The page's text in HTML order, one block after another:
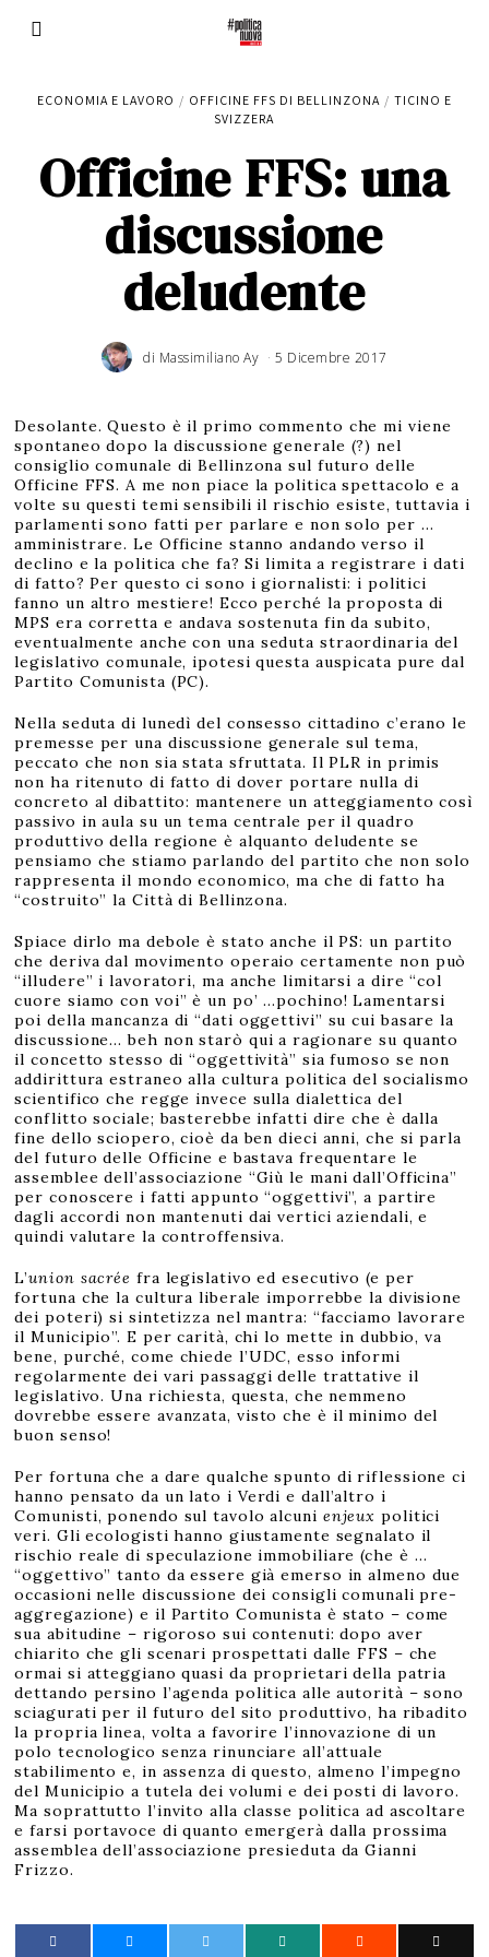
ECONOMIA E LAVORO / OFFICINE FFS DI BELLINZONA / TICINO E
SVIZZERA
Officine FFS: una
discussione
deludente
di Massimiliano Ay 5 Dicembre 2017
Desolante. Questo è il primo commento che mi viene
spontaneo dopo la discussione generale (?) nel
consiglio comunale di Bellinzona sul futuro delle
Officine FFS. A me non piace la politica spettacolo e a
volte su questi temi sensibili il rischio esiste, tuttavia i
parlamenti sono fatti per parlare e non solo per …
amministrare. Le Officine stanno andando verso il
declino e la politica che fa? Si limita a registrare i dati
di fatto? Per questo ci sono i giornalisti: i politici
fanno un altro mestiere! Ecco perché la proposta di
MPS era corretta e andava sostenuta fin da subito,
eventualmente anche con una seduta straordinaria del
legislativo comunale, ipotesi questa auspicata pure dal
Partito Comunista (PC).
Nella seduta di lunedì del consesso cittadino c’erano le
premesse per una discussione generale sul tema,
peccato che non sia stata sfruttata. Il PLR in primis
non ha ritenuto di fatto di dover portare nulla di
concreto al dibattito: mantenere un atteggiamento così
passivo in aula su un tema centrale per il quadro
produttivo della regione è alquanto deludente se
pensiamo che stiamo parlando del partito che non solo
rappresenta il mondo economico, ma che di fatto ha
“costruito” la Città di Bellinzona.
Spiace dirlo ma debole è stato anche il PS: un partito
che deriva dal movimento operaio certamente non può
“illudere” i lavoratori, ma anche limitarsi a dire “col
cuore siamo con voi” è un po’ …pochino! Lamentarsi
poi della mancanza di “dati oggettivi” su cui basare la
discussione… beh non starò qui a ragionare su quanto
il concetto stesso di “oggettività” sia fumoso se non
addirittura estraneo alla cultura politica del socialismo
scientifico che regge invece sulla dialettica del
conflitto sociale; basterebbe infatti dire che è dalla
fine dello sciopero, cioè da ben dieci anni, che si parla
del futuro delle Officine e bastava frequentare le
assemblee dell’associazione “Giù le mani dall’Officina”
per conoscere i fatti appunto “oggettivi”, a partire
dagli accordi non mantenuti dai vertici aziendali, e
quindi valutare la controffensiva.
L’union sacrée fra legislativo ed esecutivo (e per
fortuna che la cultura liberale imporrebbe la divisione
dei poteri) si sintetizza nel mantra: “facciamo lavorare
il Municipio”. E per carità, chi lo mette in dubbio, va
bene, purché, come chiede l’UDC, esso informi
regolarmente dei vari passaggi delle trattative il
legislativo. Una richiesta, questa, che nemmeno
dovrebbe essere avanzata, visto che è il minimo del
buon senso!
Per fortuna che a dare qualche spunto di riflessione ci
hanno pensato da un lato i Verdi e dall’altro i
Comunisti, ponendo sul tavolo alcuni enjeux politici
veri. Gli ecologisti hanno giustamente segnalato il
rischio reale di speculazione immobiliare (che è …
“oggettivo” tanto da essere già emerso in almeno due
occasioni nelle discussione dei consigli comunali pre-
aggregazione) e il Partito Comunista è stato – come
sua abitudine – rigoroso sui contenuti: dopo aver
chiarito che gli scenari prospettati dalle FFS – che
ormai si atteggiano quasi da proprietari della patria
dettando persino l’agenda politica alle autorità – sono
sciagurati per il futuro del sito produttivo, ha ribadito
la propria linea, volta a favorire l’innovazione di un
polo tecnologico senza rinunciare all’attuale
stabilimento e, in assenza di questo, almeno l’impegno
del Municipio a tutela dei volumi e dei posti di lavoro.
Ma soprattutto l’invito alla classe politica ad ascoltare
e farsi portavoce di quanto emergerà dalla prossima
assemblea dell’associazione presieduta da Gianni
Frizzo.